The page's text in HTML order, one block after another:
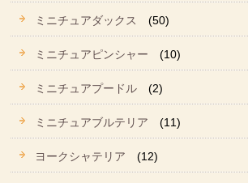
ミニチュアダックス (50)
ミニチュアピンシャー (10)
ミニチュアプードル (2)
ミニチュアブルテリア (11)
ヨークシャテリア (12)